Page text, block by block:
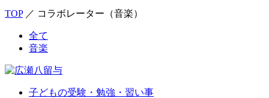
TOP ／ コラボレーター（音楽）
全て
音楽
子どもの受験・勉強・習い事